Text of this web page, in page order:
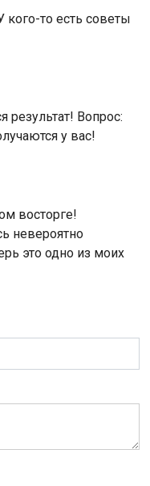
кого-то есть советы
результат! Вопрос:
у вас!
восторге!
невероятно
это одно из моих